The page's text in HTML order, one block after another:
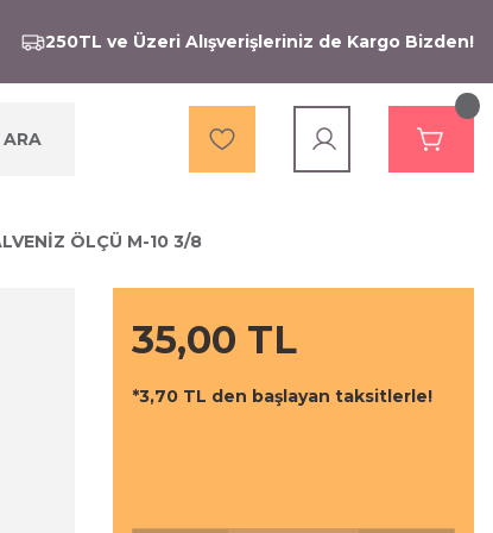
250TL ve Üzeri Alışverişleriniz de Kargo Bizden!
ARA
ÖLÇÜ M-10 3/8
35,00 TL
*3,70 TL den başlayan taksitlerle!